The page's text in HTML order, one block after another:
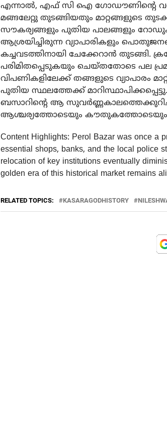
എന്നാല്‍, എഫ് സി ഐ ഗോഡൗണിന്റെ
മങ്ങലേറ്റു തുടങ്ങിയതും മാറ്റങ്ങളുടെ
സൗകര്യങ്ങളും പുതിയ പാലങ്ങളും
ആശ്രയിച്ചിരുന്ന വ്യാപാരികളും
കച്ചവടത്തിനായി ചേക്കേറാന്‍
പരിമിതപ്പെടുകയും ചെയ്തതോടെ പല
വിപണികളിലേക്ക് തങ്ങളുടെ വ്യാപാരം
പുതിയ സ്ഥലത്തേക്ക്
ബസാറിന്റെ ആ
ആശ്ചര്യത്തോടെയും കൗതുകത്തോടെയും
Content Highlights: Perol Bazar was once a
essential shops, banks, and the local police
relocation of key institutions eventually
golden era of this historical market remains
RELATED TOPICS: KASARAGODHISTORY